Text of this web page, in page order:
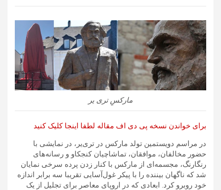
مارکسِ تری یر
برای خواندن نسخه پی دی اف مقاله لطفا اینجا کلیک کنید
در مراسم دویستمین تولد مارکس در تری‌یر، در نمایشی با
حضور مخالفان، موافقان، تماشاچیان کنجکاو و رسانه‌های
رنگارنگ، مجسمه‌ای از مارکس با کنار زدن پرده سرخی نمایان
شد که ناگهان بیننده را با پیکر غول‌آسایی تقریبا سه برابر اندازه
خود روبرو کرد. ابعادی که در اروپای معاصر برای تجلیل از یک